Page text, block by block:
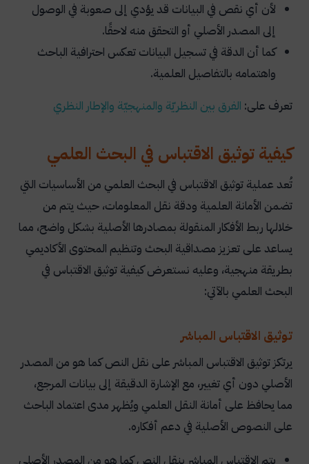
لأن أي نقص في البيانات قد يؤدي إلى صعوبة في الوصول
إلى المصدر الأصلي أو التحقق منه لاحقًا.
كما أن الدقة في تسجيل البيانات تعكس احترافية الباحث
واهتمامه بالتفاصيل العلمية.
تعرف على: الفرق بين النظريّة والمنهجيّة والإطار النظري
كيفية توثيق الاقتباس في البحث العلمي
تُعد عملية توثيق الاقتباس في البحث العلمي من الأساسيات التي
تضمن الأمانة العلمية ودقة نقل المعلومات، حيث يتم من
خلالها ربط الأفكار المنقولة بمصادرها الأصلية بشكل واضح، مما
يساعد على تعزيز مصداقية البحث وتنظيم المحتوى الأكاديمي
بطريقة منهجية، وعليه نستعرض كيفية توثيق الاقتباس في
البحث العلمي بالآتي:
توثيق الاقتباس المباشر
يرتكز توثيق الاقتباس المباشر على نقل النص كما هو من المصدر
الأصلي دون أي تغيير، مع الإشارة الدقيقة إلى بيانات المرجع،
مما يحافظ على أمانة النقل العلمي ويُظهر مدى اعتماد الباحث
على النصوص الأصلية في دعم أفكاره.
يتم الاقتباس المباشر بنقل النص كما هو من المصدر الأصلي